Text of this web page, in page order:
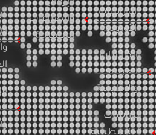
الدراسات
الأوروبية
الدراسات
العربية
والإقليمية
الدراسات
الإرهاب
والصراعات
المسلحة